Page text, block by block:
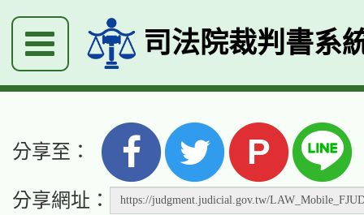
司法院裁判書系
分享至： P
分享網址：